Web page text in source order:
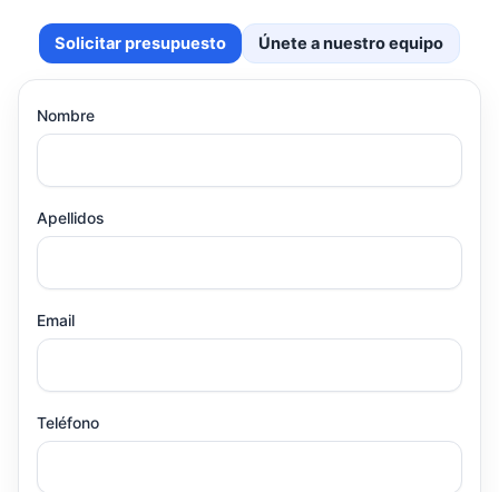
Solicitar presupuesto Únete a nuestro equipo
Nombre
Apellidos
Email
Teléfono